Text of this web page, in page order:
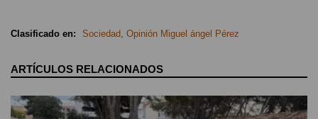
Clasificado en: Sociedad, Opinión Miguel ángel Pérez
ARTÍCULOS RELACIONADOS